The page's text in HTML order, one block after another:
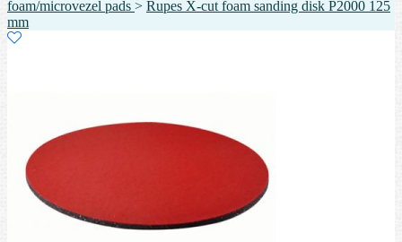
foam/microvezel pads > Rupes X-cut foam sanding disk P2000 125
mm